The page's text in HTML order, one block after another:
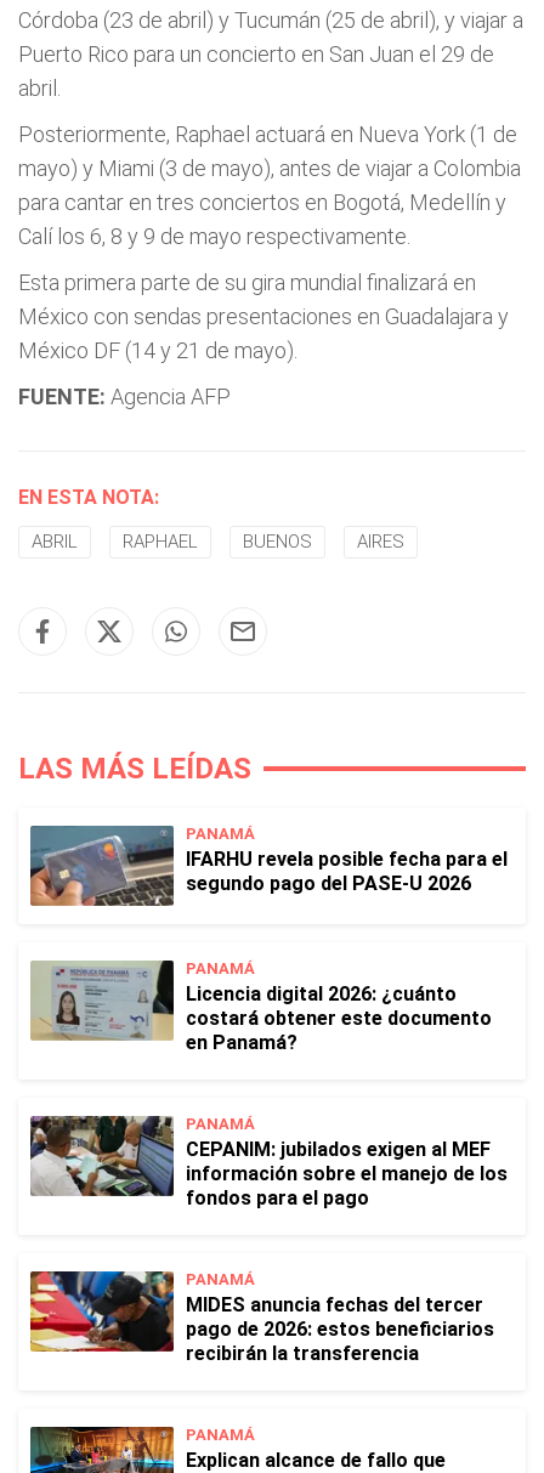
Córdoba (23 de abril) y Tucumán (25 de abril), y viajar a
Puerto Rico para un concierto en San Juan el 29 de
abril.
Posteriormente, Raphael actuará en Nueva York (1 de
mayo) y Miami (3 de mayo), antes de viajar a Colombia
para cantar en tres conciertos en Bogotá, Medellín y
Calí los 6, 8 y 9 de mayo respectivamente.
Esta primera parte de su gira mundial finalizará en
México con sendas presentaciones en Guadalajara y
México DF (14 y 21 de mayo).
FUENTE: Agencia AFP
EN ESTA NOTA:
ABRIL RAPHAEL BUENOS AIRES
LAS MÁS LEÍDAS
PANAMÁ
IFARHU revela posible fecha para el
segundo pago del PASE-U 2026
PANAMÁ
Licencia digital 2026: ¿cuánto
costará obtener este documento
en Panamá?
PANAMÁ
CEPANIM: jubilados exigen al MEF
información sobre el manejo de los
fondos para el pago
PANAMÁ
MIDES anuncia fechas del tercer
pago de 2026: estos beneficiarios
recibirán la transferencia
PANAMÁ
Explican alcance de fallo que